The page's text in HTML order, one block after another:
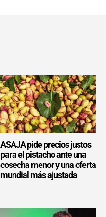
ASAJA pide precios justos
para el pistacho ante una
cosecha menor y una oferta
mundial más ajustada